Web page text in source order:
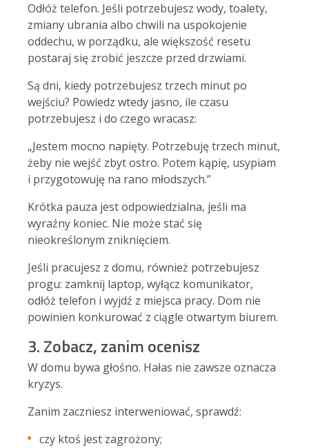
Odłóż telefon. Jeśli potrzebujesz wody, toalety,
zmiany ubrania albo chwili na uspokojenie
oddechu, w porządku, ale większość resetu
postaraj się zrobić jeszcze przed drzwiami.
Są dni, kiedy potrzebujesz trzech minut po
wejściu? Powiedz wtedy jasno, ile czasu
potrzebujesz i do czego wracasz:
„Jestem mocno napięty. Potrzebuję trzech minut,
żeby nie wejść zbyt ostro. Potem kąpię, usypiam
i przygotowuję na rano młodszych.”
Krótka pauza jest odpowiedzialna, jeśli ma
wyraźny koniec. Nie może stać się
nieokreślonym zniknięciem.
Jeśli pracujesz z domu, również potrzebujesz
progu: zamknij laptop, wyłącz komunikator,
odłóż telefon i wyjdź z miejsca pracy. Dom nie
powinien konkurować z ciągle otwartym biurem.
3. Zobacz, zanim ocenisz
W domu bywa głośno. Hałas nie zawsze oznacza
kryzys.
Zanim zaczniesz interweniować, sprawdź:
czy ktoś jest zagrożony;